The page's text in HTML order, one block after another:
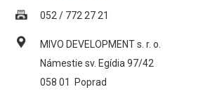
052 / 772 27 21
MIVO DEVELOPMENT s. r. o.
Námestie sv. Egídia 97/42
058 01
Poprad